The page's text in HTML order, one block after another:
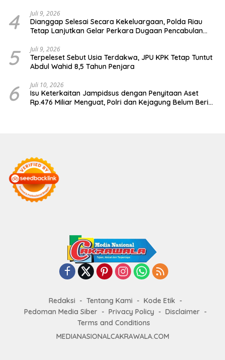
4 Juli 9, 2026
Dianggap Selesai Secara Kekeluargaan, Polda Riau
Tetap Lanjutkan Gelar Perkara Dugaan Pencabulan
5 Juli 9, 2026
Terpeleset Sebut Usia Terdakwa, JPU KPK Tetap Tuntut
Abdul Wahid 8,5 Tahun Penjara
6 Juli 10, 2026
Isu Keterkaitan Jampidsus dengan Penyitaan Aset
Rp.476 Miliar Menguat, Polri dan Kejagung Belum Beri
Redaksi Tentang Kami
Kode Etik
Pedoman Media Siber
Privacy Policy
Disclaimer
Terms and Conditions
MEDIANASIONALCAKRAWALA.COM